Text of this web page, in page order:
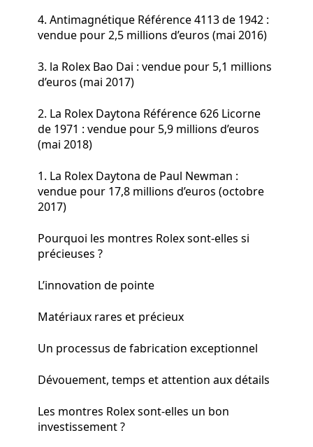
4. Antimagnétique Référence 4113 de 1942 :
vendue pour 2,5 millions d’euros (mai 2016)
3. la Rolex Bao Dai : vendue pour 5,1 millions
d’euros (mai 2017)
2. La Rolex Daytona Référence 626 Licorne
de 1971 : vendue pour 5,9 millions d’euros
(mai 2018)
1. La Rolex Daytona de Paul Newman :
vendue pour 17,8 millions d’euros (octobre
2017)
Pourquoi les montres Rolex sont-elles si
précieuses ?
L’innovation de pointe
Matériaux rares et précieux
Un processus de fabrication exceptionnel
Dévouement, temps et attention aux détails
Les montres Rolex sont-elles un bon
investissement ?